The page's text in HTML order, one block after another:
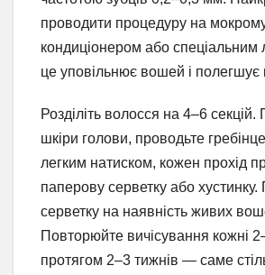
проводити процедуру на
кондиціонером або
це уповільнює вошей і полегшує
Розділіть волосся на 4–6 секцій.
шкіри голови, проводьте
легким натиском, кожен прохід
паперову серветку або хустинку.
серветку на наявність живих
Повторюйте вичісування кожні
протягом 2–3 тижнів — саме